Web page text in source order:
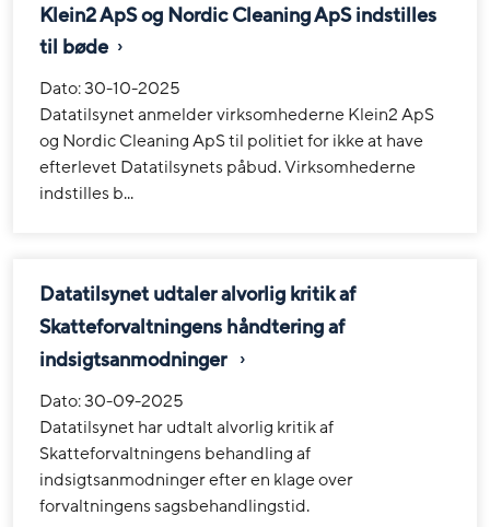
Klein2 ApS og Nordic Cleaning ApS indstilles
til bøde
Dato:30-10-2025
Datatilsynet anmelder virksomhederne Klein2 ApS
og Nordic Cleaning ApS til politiet for ikke at have
efterlevet Datatilsynets påbud. Virksomhederne
indstilles b...
Datatilsynet udtaler alvorlig kritik af
Skatteforvaltningens håndtering af
indsigtsanmodninger
Dato:30-09-2025
Datatilsynet har udtalt alvorlig kritik af
Skatteforvaltningens behandling af
indsigtsanmodninger efter en klage over
forvaltningens sagsbehandlingstid.